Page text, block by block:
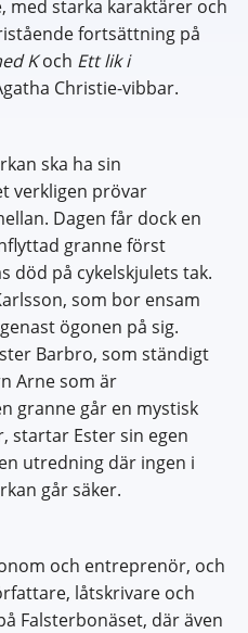
med starka karaktärer och
fortsättning på
Koch Ett lik i
Christie-vibbar.
ska ha sin
verkligen prövar
Dagen får dock en
granne först
död på cykelskjulets tak.
som bor ensam
ögonen på sig.
Barbro, som ständigt
Arne som är
granne går en mystisk
startar Ester sin egen
utredning där ingen i
går säker.
och entreprenör, och
låtskrivare och
Falsterbonäset, där även